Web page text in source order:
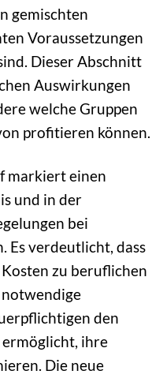
gemischten
Voraussetzungen
Dieser Abschnitt
Auswirkungen
welche Gruppen
profitieren können.
markiert einen
und in der
bei
Es verdeutlicht, dass
zu beruflichen
den
ihre
Die neue